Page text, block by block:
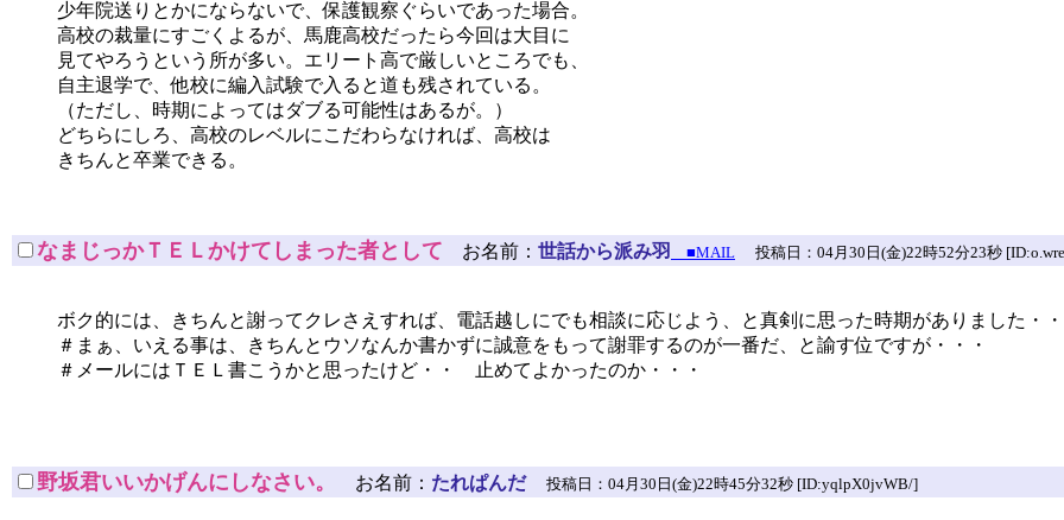
少年院送りとかにならないで、保護観察ぐらいであった場合。
高校の裁量にすごくよるが、馬鹿高校だったら今回は大目に
見てやろうという所が多い。エリート高で厳しいところでも、
自主退学で、他校に編入試験で入ると道も残されている。
（ただし、時期によってはダブる可能性はあるが。）
どちらにしろ、高校のレベルにこだわらなければ、高校は
きちんと卒業できる。
なまじっかＴＥＬかけてしまった者として お名前： 世話から派み羽 ■MAIL 投稿日：04月30日(金)22時52分23秒
ボク的には、きちんと謝ってクレさえすれば、電話越しにでも相談に応じよう、と真剣に思った時期がありました・・
＃まぁ、いえる事は、きちんとウソなんか書かずに誠意をもって謝罪するのが一番だ、と諭す位ですが・・・
＃メールにはＴＥＬ書こうかと思ったけど・・ 止めてよかったのか・・・
野坂君いいかげんにしなさい。 お名前： たれぱんだ 投稿日：04月30日(金)22時45分32秒 [ID:yqlpX0jvWB/]